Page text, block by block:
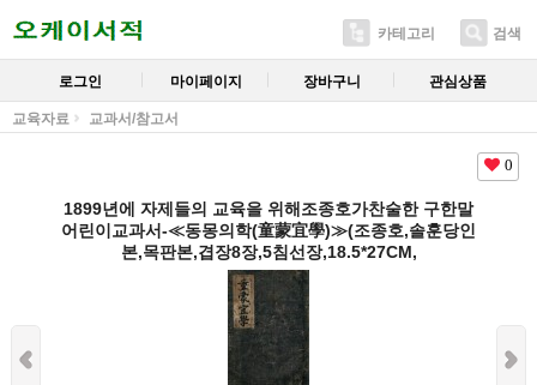
카테고리 검색
로그인 마이페이지 장바구니 관심상품
교육자료 교과서/참고서
0
1899년에 자제들의 교육을 위해조종호가찬술한 구한말
어린이교과서-≪동몽의학(童蒙宜學)≫(조종호,솔훈당인
본,목판본,겹장8장,5침선장,18.5*27CM,